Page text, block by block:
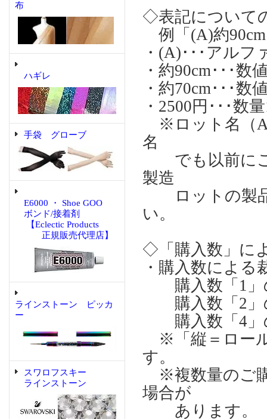
布
ハギレ
手袋 グローブ
E6000 ・ Shoe GOO
ボンド/接着剤
【Eclectic Products
正規販売代理店】
ラインストーン ピッカ
ー
スワロフスキー
ラインストーン
◇表記について
例「(A)約
・(A)･･･アル
・約90cm･･･
・約70cm･･･
・2500円･･･数
※ロット名（
名
でも以前にご
製造
ロットの製品
い。
◇「購入数」に
・購入数による
購入数「1」
購入数「2」
購入数「4」
※「縦＝ロー
す。
※複数量のご
場合が
あります。